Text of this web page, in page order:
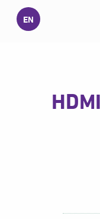
EN